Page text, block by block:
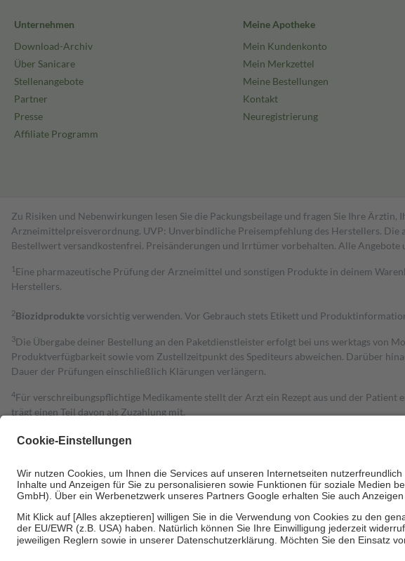
Unternehmen
Download-Archiv
Über Sanicare
Stellenangebote
Partner
Presse
Affiliate Programm
Meine Apotheke
Mein Kundenkonto
Mein Merkzettel
Meine Bestellungen
Kontakt
Neuregistrierung
Zu Risiken und Nebenwirkungen lesen Sie die Packungsbeilage und fragen Sie Ihre
Arzneimittelpreisverordnung. UVP: Unverbindliche Preisempfehlung des Herstellers. Die
Bestell­wert versand­kosten­frei. Preisänderungen und Irrtümer vorbehalten. Alle
1 Eine pharmazeutische Prüfung der Arzneimittel und sonstigen Produkte in deinem
Herstellers.
2Biozidproduktevorsichtig verwenden. Vor Gebrauch stets Etikett und
3Die Übergabe deiner Bestellung an den Paketdienstleister erfolgt bei uns werktags von
Produktverfügbarkeit sowie vom Zustellzeitpunkt des Spediteurs abweichen. Darüber
Dauer der Prüfungen einschließlich Klärungen verlängern.
4Für verschreibungspflichtige Medikamente stellt der Arzt ein Rezept aus und der
trägt einen Teil davon als Zuzahlung mit.
zu entrichten.
Bei Heilmitteln und häuslicher Krankenpflege beträgt die Zuzahlung zehn Prozent der
Um das Engagement der Versicherten für ihre eigene Gesundheit zu stärken und die
• Kindern und Jugendlichen bis zum vollendeten 18. Lebensjahr mit Ausnahme der
• Untersuchungen zur Vorsorge und Früherkennung, die von der GKV getragen werden
• empfohlenen Schutzimpfungen
• Harn- und Blutteststreifen